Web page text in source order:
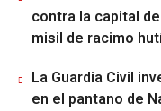
contra la capital
misil de racimo
La Guardia Civil
en el pantano de